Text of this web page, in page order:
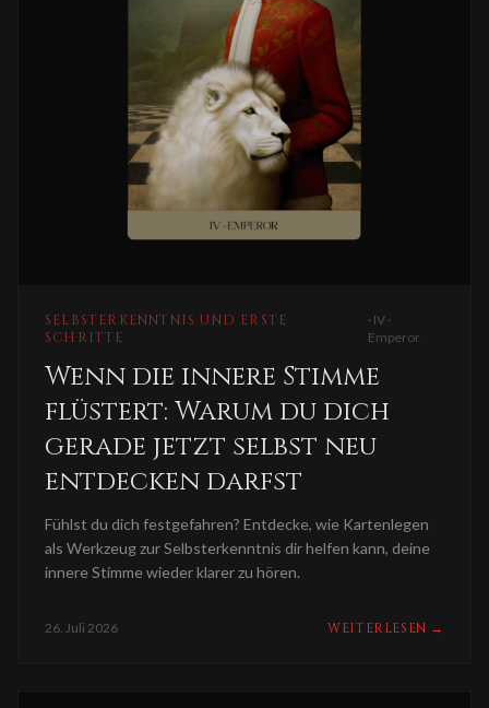
SELBSTERKENNTNIS UND ERSTE
SCHRITTE
· IV ·
Emperor
Wenn die innere Stimme
flüstert: Warum du dich
gerade jetzt selbst neu
entdecken darfst
Fühlst du dich festgefahren? Entdecke, wie Kartenlegen
als Werkzeug zur Selbsterkenntnis dir helfen kann, deine
innere Stimme wieder klarer zu hören.
26. Juli 2026 WEITERLESEN →